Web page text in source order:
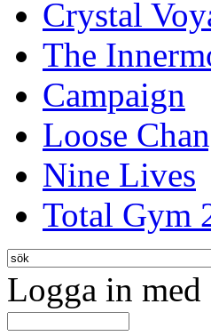
Crystal
The
Campaign
Loose
Nine Lives
Total Gym
Logga in med